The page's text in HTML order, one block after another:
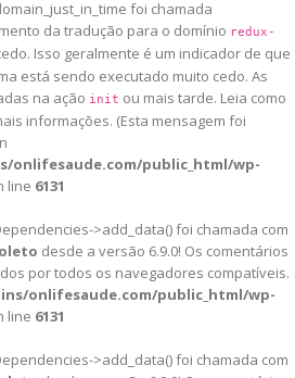
foi chamada
da tradução para o domínio redux-
Isso geralmente é um indicador de que
está sendo executado muito cedo. As
na ação init ou mais tarde. Leia como
informações. (Esta mensagem foi
onlifesaude.com/public_html/wp-
line 6131
>add_data() foi chamada com
desde a versão 6.9.0! Os comentários
por todos os navegadores compatíveis.
onlifesaude.com/public_html/wp-
line 6131
>add_data() foi chamada com